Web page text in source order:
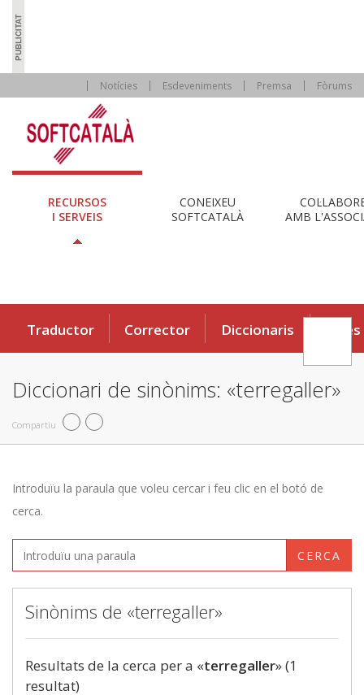
Notícies Esdeveniments Premsa Fòrums
RECURSOS
I SERVEIS
CONEIXEU
SOFTCATALÀ
AMB
Traductor Corrector Diccionaris Eines
Diccionari de sinònims: «terregaller»
Compartiu
Introduïu la paraula que voleu cercar i feu clic en el botó de
cerca.
CERCA
Sinònims de «terregaller»
Resultats de la cerca per a «terregaller» (1
resultat)